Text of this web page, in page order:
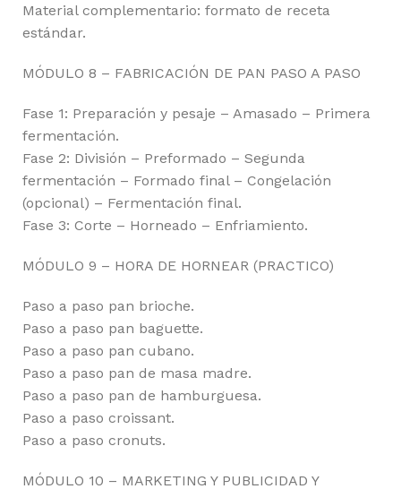
Material complementario: formato de receta
estándar.
MÓDULO 8 – FABRICACIÓN DE PAN PASO A PASO
Fase 1: Preparación y pesaje – Amasado – Primera
fermentación.
Fase 2: División – Preformado – Segunda
fermentación – Formado final – Congelación
(opcional) – Fermentación final.
Fase 3: Corte – Horneado – Enfriamiento.
MÓDULO 9 – HORA DE HORNEAR (PRACTICO)
Paso a paso pan brioche.
Paso a paso pan baguette.
Paso a paso pan cubano.
Paso a paso pan de masa madre.
Paso a paso pan de hamburguesa.
Paso a paso croissant.
Paso a paso cronuts.
MÓDULO 10 – MARKETING Y PUBLICIDAD Y